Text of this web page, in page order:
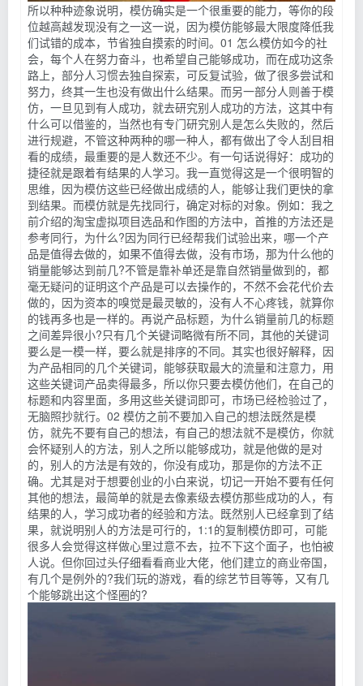
所以种种迹象说明，模仿确实是一个很重要的能力，等你的段
位越高越发现没有之一这一说，因为模仿能够最大限度降低我
们试错的成本，节省独自摸索的时间。01 怎么模仿如今的社
会，每个人在努力奋斗，也希望自己能够成功，而在成功这条
路上，部分人习惯去独自探索，可反复试验，做了很多尝试和
努力，终其一生也没有做出什么结果。而另一部分人则善于模
仿，一旦见到有人成功，就去研究别人成功的方法，这其中有
什么可以借鉴的，当然也有专门研究别人是怎么失败的，然后
进行规避，不管这种两种的哪一种人，都有做出了令人刮目相
看的成绩，最重要的是人数还不少。有一句话说得好：成功的
捷径就是跟着有结果的人学习。我一直觉得这是一个很明智的
思维，因为模仿这些已经做出成绩的人，能够让我们更快的拿
到结果。而模仿就是先找同行，确定对标的对象。例如：我之
前介绍的淘宝虚拟项目选品和作图的方法中，首推的方法还是
参考同行，为什么?因为同行已经帮我们试验出来，哪一个产
品是值得去做的，如果不值得去做，没有市场，那为什么他的
销量能够达到前几?不管是靠补单还是靠自然销量做到的，都
毫无疑问的证明这个产品是可以去操作的，不然不会花代价去
做的，因为资本的嗅觉是最灵敏的，没有人不心疼钱，就算你
的钱再多也是一样的。再说产品标题，为什么销量前几的标题
之间差异很小?只有几个关键词略微有所不同，其他的关键词
要么是一模一样，要么就是排序的不同。其实也很好解释，因
为产品相同的几个关键词，能够获取最大的流量和注意力，用
这些关键词产品卖得最多，所以你只要去模仿他们，在自己的
标题和内容里面，多用这些关键词即可，市场已经检验过了，
无脑照抄就行。02 模仿之前不要加入自己的想法既然是模
仿，就先不要有自己的想法，有自己的想法就不是模仿，你就
会怀疑别人的方法，别人之所以能够成功，就是他做的是对
的，别人的方法是有效的，你没有成功，那是你的方法不正
确。尤其是对于想要创业的小白来说，切记一开始不要有任何
其他的想法，最简单的就是去像素级去模仿那些成功的人，有
结果的人，学习成功者的经验和方法。既然别人已经拿到了结
果，就说明别人的方法是可行的，1:1的复制模仿即可，可能
很多人会觉得这样做心里过意不去，拉不下这个面子，也怕被
人说。但你回过头仔细看看商业大佬，他们建立的商业帝国，
有几个是例外的?我们玩的游戏，看的综艺节目等等，又有几
个能够跳出这个怪圈的?